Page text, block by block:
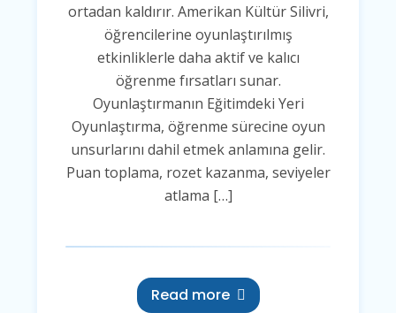
ortadan kaldırır. Amerikan Kültür Silivri,
öğrencilerine oyunlaştırılmış
etkinliklerle daha aktif ve kalıcı
öğrenme fırsatları sunar.
Oyunlaştırmanın Eğitimdeki Yeri
Oyunlaştırma, öğrenme sürecine oyun
unsurlarını dahil etmek anlamına gelir.
Puan toplama, rozet kazanma, seviyeler
atlama […]
Read more